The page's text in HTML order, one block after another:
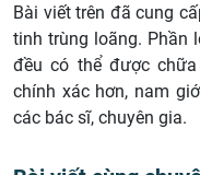
Bài viết trên đã cung
tinh trùng loãng. Phần
đều có thể được
chính xác hơn, nam
các bác sĩ, chuyên gia.